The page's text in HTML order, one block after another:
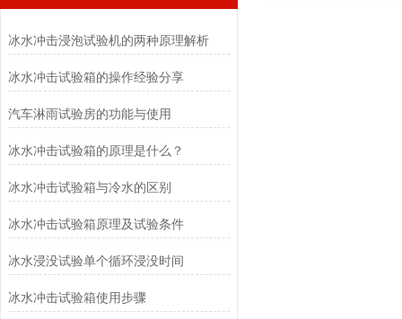
冰水冲击浸泡试验机的两种原理解析
冰水冲击试验箱的操作经验分享
汽车淋雨试验房的功能与使用
冰水冲击试验箱的原理是什么？
冰水冲击试验箱与冷水的区别
冰水冲击试验箱原理及试验条件
冰水浸没试验单个循环浸没时间
冰水冲击试验箱使用步骤